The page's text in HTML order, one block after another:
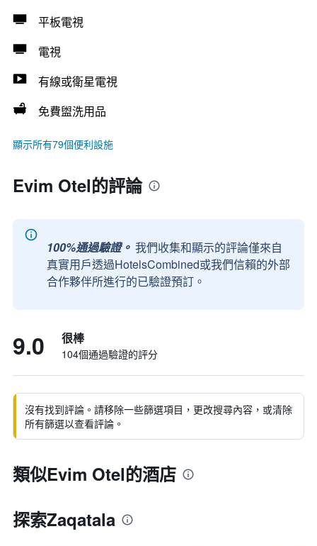
平板電視
電視
有線或衛星電視
免費盥洗用品
顯示所有79個便利設施
Evim Otel的評論
100%通過驗證。 我們收集和顯示的評論僅來自
真實用戶透過HotelsCombined或我們信賴的外部
合作夥伴所進行的已驗證預訂。
9.0 很棒
104個通過驗證的評分
沒有找到評論。請移除一些篩選項目，更改搜尋內容，或清除
所有篩選以查看評論。
類似Evim Otel的酒店
探索Zaqatala